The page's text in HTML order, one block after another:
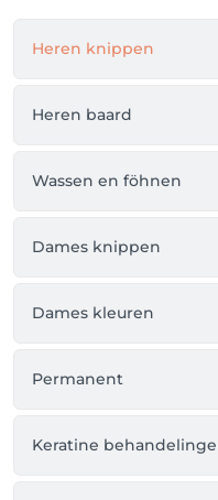
Heren knippen
Heren baard
Wassen en föhnen
Dames knippen
Dames kleuren
Permanent
Keratine